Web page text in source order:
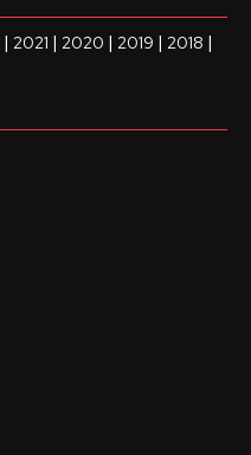
| 2021 | 2020 | 2019 | 2018 |